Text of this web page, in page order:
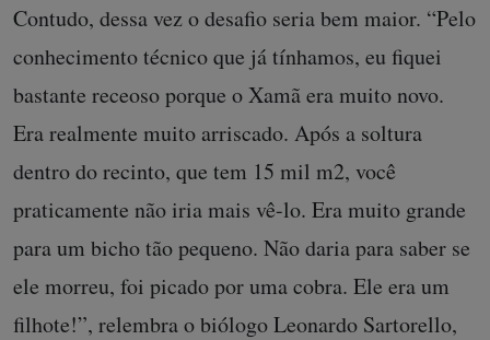
Contudo, dessa vez o desafio seria bem maior. “Pelo
conhecimento técnico que já tínhamos, eu fiquei
bastante receoso porque o Xamã era muito novo.
Era realmente muito arriscado. Após a soltura
dentro do recinto, que tem 15 mil m2, você
praticamente não iria mais vê-lo. Era muito grande
para um bicho tão pequeno. Não daria para saber se
ele morreu, foi picado por uma cobra. Ele era um
filhote!”, relembra o biólogo Leonardo Sartorello,